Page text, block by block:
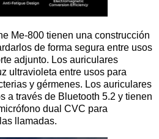
Me-800 tienen una construcción
de forma segura entre usos
adjunto. Los auriculares
ultravioleta entre usos para
y gérmenes. Los auriculares
a través de Bluetooth 5.2 y tienen
dual CVC para
llamadas.